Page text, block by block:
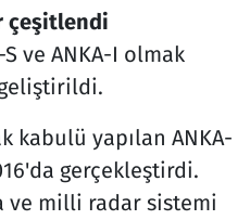
çeşitlendi
S ve ANKA-I olmak
kabulü yapılan ANKA-
gerçekleştirdi.
ve milli radar sistemi